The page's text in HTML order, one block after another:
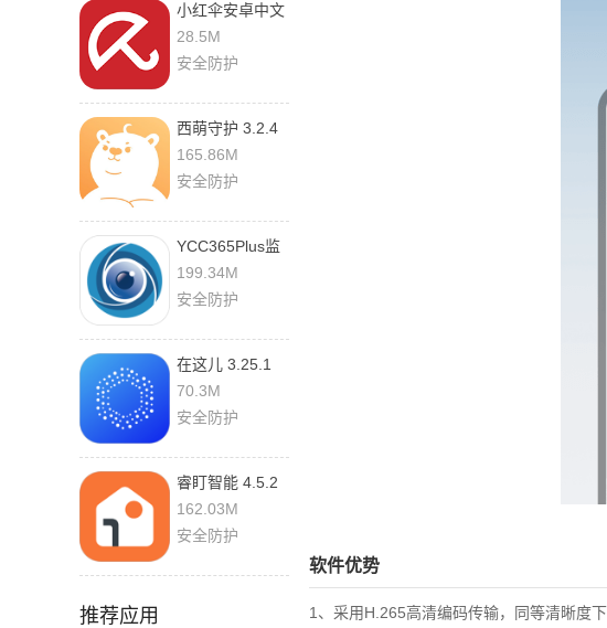
小红伞安卓中文
版 7.31.0 手机
版
28.5M
安全防护
西萌守护 3.2.4
官方版
165.86M
安全防护
YCC365Plus监
控摄像头
6.1041.1.10291
199.34M
安全防护
在这儿 3.25.1
最新版
70.3M
安全防护
睿盯智能 4.5.2
安卓版
162.03M
安全防护
推荐应用
软件优势
1、采用H.265高清编码传输，同等清晰度